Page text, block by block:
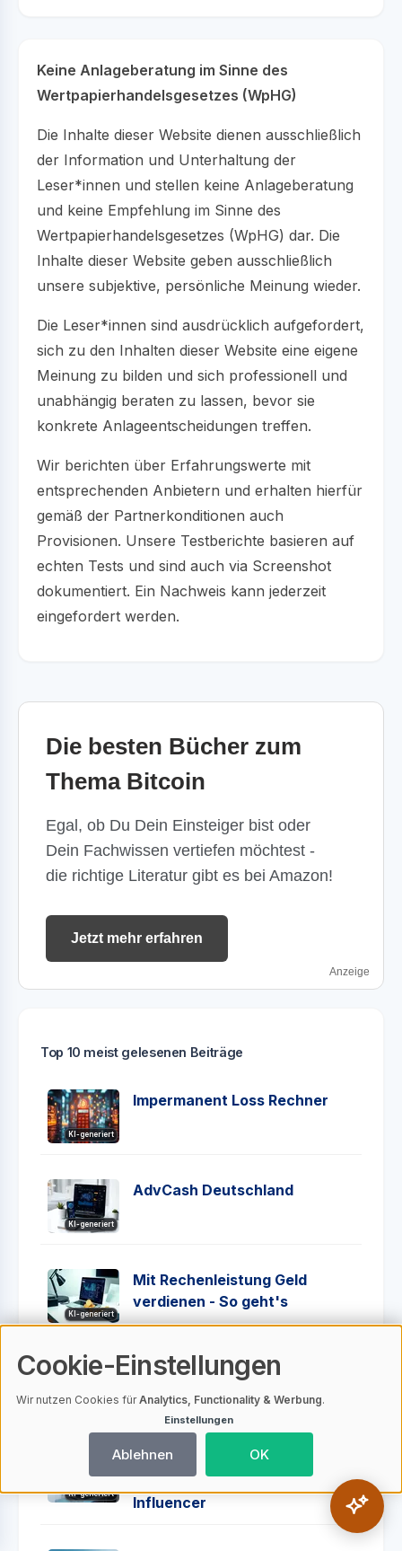
Keine Anlageberatung im Sinne des
Wertpapierhandelsgesetzes (WpHG)
Die Inhalte dieser Website dienen ausschließlich
der Information und Unterhaltung der
Leser*innen und stellen keine Anlageberatung
und keine Empfehlung im Sinne des
Wertpapierhandelsgesetzes (WpHG) dar. Die
Inhalte dieser Website geben ausschließlich
unsere subjektive, persönliche Meinung wieder.
Die Leser*innen sind ausdrücklich aufgefordert,
sich zu den Inhalten dieser Website eine eigene
Meinung zu bilden und sich professionell und
unabhängig beraten zu lassen, bevor sie
konkrete Anlageentscheidungen treffen.
Wir berichten über Erfahrungswerte mit
entsprechenden Anbietern und erhalten hierfür
gemäß der Partnerkonditionen auch
Provisionen. Unsere Testberichte basieren auf
echten Tests und sind auch via Screenshot
dokumentiert. Ein Nachweis kann jederzeit
eingefordert werden.
Die besten Bücher zum
Thema Bitcoin
Egal, ob Du Dein Einsteiger bist oder
Dein Fachwissen vertiefen möchtest -
die richtige Literatur gibt es bei Amazon!
Jetzt mehr erfahren
Anzeige
Top 10 meist gelesenen Beiträge
KI-generiert
Impermanent Loss Rechner
KI-generiert
AdvCash Deutschland
KI-generiert
Mit Rechenleistung Geld
verdienen - So geht's
KI-generiert
Pi Network - Worum geht es
KI-generiert
Hoss Crypto (Kian Hoss) - Die
Geschichte hinter dem
Influencer
Cookie-Einstellungen
Wir nutzen Cookies fürAnalytics, Functionality & Werbung.
Einstellungen
Ablehnen OK